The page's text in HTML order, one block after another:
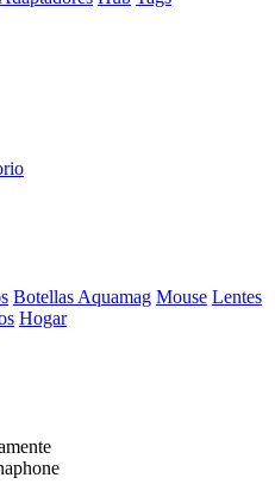
Botellas Aquamag Mouse Lentes
Hogar